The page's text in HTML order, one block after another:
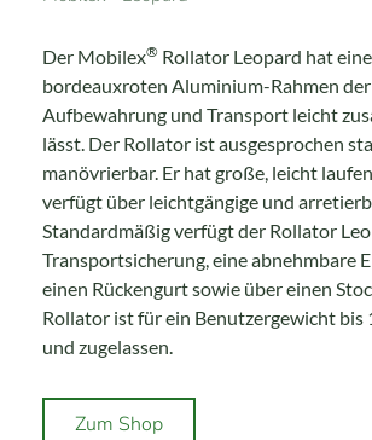
Der Mobilex® Rollator Leopard hat
bordeauxroten Aluminium-Rahmen
Aufbewahrung und Transport leicht
lässt. Der Rollator ist ausgesprochen
manövrierbar. Er hat große, leicht
verfügt über leichtgängige und
Standardmäßig verfügt der Rollator
Transportsicherung, eine abnehmbare
einen Rückengurt sowie über einen
Rollator ist für ein Benutzergewicht bis
und zugelassen.
Zum Shop